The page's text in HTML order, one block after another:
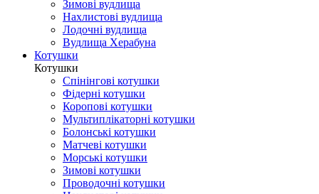
Зимові вудлища
Нахлистові вудлища
Лодочні вудлища
Вудлища Херабуна
Котушки
Котушки
Спінінгові котушки
Фідерні котушки
Коропові котушки
Мультиплікаторні котушки
Болонські котушки
Матчеві котушки
Морські котушки
Зимові котушки
Проводочні котушки